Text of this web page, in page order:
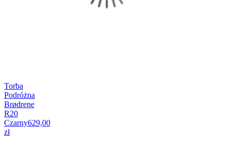
Torba
Podróżna
Brødrene
R20
Czarny629,00
zł